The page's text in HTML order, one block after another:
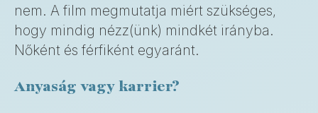
nem. A film megmutatja miért szükséges,
hogy mindig nézz(ünk) mindkét irányba.
Nőként és férfiként egyaránt.
Anyaság vagy karrier?